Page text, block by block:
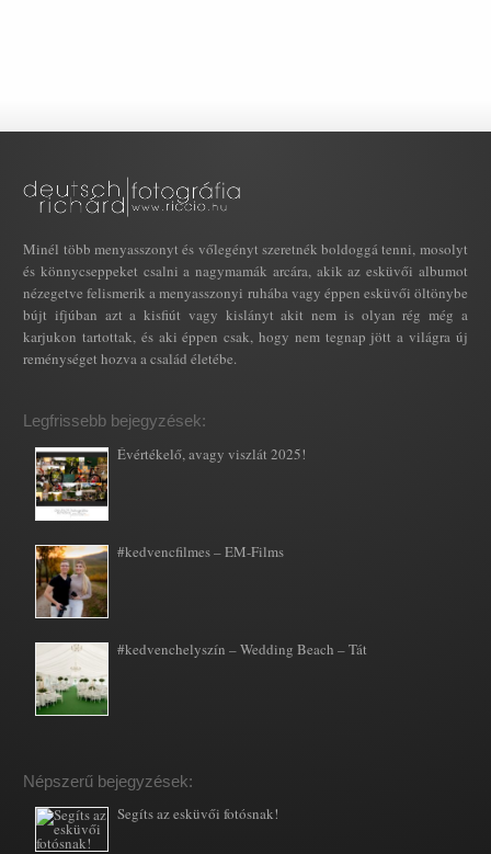
Minél több menyasszonyt és vőlegényt szeretnék boldoggá tenni, mosolyt
és könnycseppeket csalni a nagymamák arcára, akik az esküvői albumot
nézegetve felismerik a menyasszonyi ruhába vagy éppen esküvői öltönybe
bújt ifjúban azt a kisfiút vagy kislányt akit nem is olyan rég még a
karjukon tartottak, és aki éppen csak, hogy nem tegnap jött a világra új
reménységet hozva a család életébe.
Legfrissebb bejegyzések:
Évértékelő, avagy viszlát 2025!
#kedvencfilmes – EM-Films
#kedvenchelyszín – Wedding Beach – Tát
Népszerű bejegyzések:
Segíts az esküvői fotósnak!